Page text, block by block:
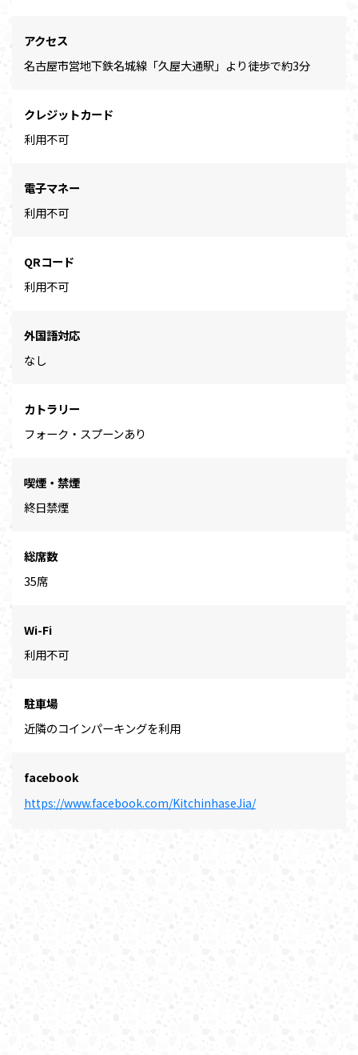
アクセス
名古屋市営地下鉄名城線「久屋大通駅」より徒歩で約3分
クレジットカード
利用不可
電子マネー
利用不可
QRコード
利用不可
外国語対応
なし
カトラリー
フォーク・スプーンあり
喫煙・禁煙
終日禁煙
総席数
35席
Wi-Fi
利用不可
駐車場
近隣のコインパーキングを利用
facebook
https://www.facebook.com/KitchinhaseJia/